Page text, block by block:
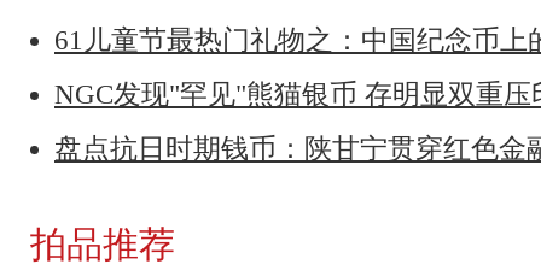
61儿童节最热门礼物之：中国纪念币
NGC发现"罕见"熊猫银币 存明显双重
盘点抗日时期钱币：陕甘宁贯穿红色金
拍品推荐